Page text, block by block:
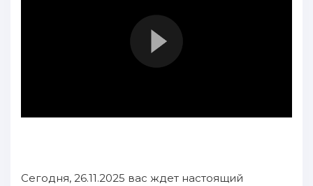
Сегодня, 26.11.2025 вас ждет настоящий